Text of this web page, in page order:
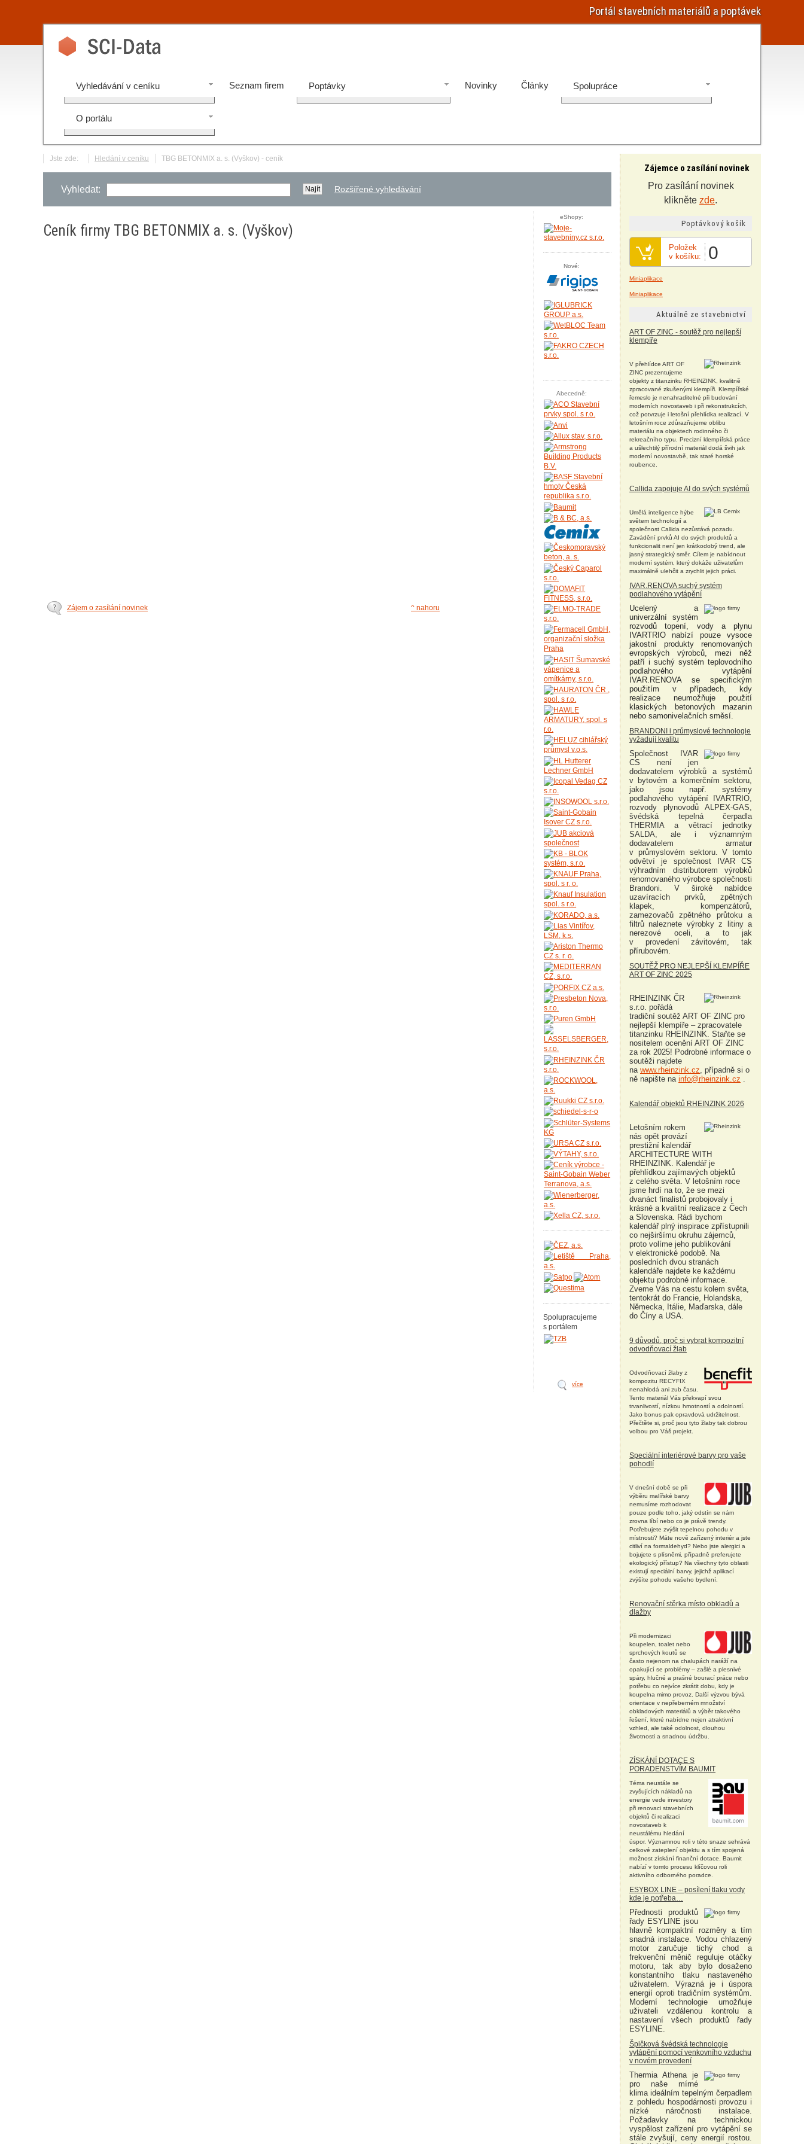
Portál stavebních materiálů a poptávek
Vyhledávání v ceníku Seznam firem Poptávky Novinky Články Spolupráce
O portálu
Jste zde: Hledání v ceníku TBG BETONMIX a. s. (Vyškov) - ceník
Vyhledat: Rozšířené vyhledávání
Ceník firmy TBG BETONMIX a. s. (Vyškov)
eShopy:
Nové:
Abecedně:
Spolupracujeme
s portálem
více
Zájem o zasílání novinek ^ nahoru
Zájemce o zasílání novinek
Pro zasílání novinek
klikněte zde.
Poptávkový košík
Položek
v košíku:
0
Miniaplikace
Miniaplikace
Aktuálně ze stavebnictví
ART OF ZINC - soutěž pro nejlepší
klempíře
V přehlídce ART OF
ZINC prezentujeme
objekty z titanzinku RHEINZINK, kvalitně
zpracované zkušenými klempíři. Klempířské
řemeslo je nenahraditelné při budování
moderních novostaveb i při rekonstrukcích,
což potvrzuje i letošní přehlídka realizací. V
letošním roce zdůrazňujeme oblibu
materiálu na objektech rodinného či
rekreačního typu. Precizní klempířská práce
a ušlechtilý přírodní materiál dodá švih jak
moderní novostavbě, tak staré horské
roubence.
Callida zapojuje AI do svých systémů
Umělá inteligence hýbe
světem technologií a
společnost Callida nezůstává pozadu.
Zavádění prvků AI do svých produktů a
funkcionalit není jen krátkodobý trend, ale
jasný strategický směr. Cílem je nabídnout
moderní systém, který dokáže uživatelům
maximálně ulehčit a zrychlit jejich práci.
IVAR.RENOVA suchý systém
podlahového vytápění
Ucelený a
univerzální systém
rozvodů topení, vody a plynu
IVARTRIO nabízí pouze vysoce
jakostní produkty renomovaných
evropských výrobců, mezi něž
patří i suchý systém teplovodního
podlahového vytápění
IVAR.RENOVA se specifickým
použitím v případech, kdy
realizace neumožňuje použití
klasických betonových mazanin
nebo samonivelačních směsí.
BRANDONI i průmyslové technologie
vyžadují kvalitu
Společnost IVAR
CS není jen
dodavatelem výrobků a systémů
v bytovém a komerčním sektoru,
jako jsou např. systémy
podlahového vytápění IVARTRIO,
rozvody plynovodů ALPEX-GAS,
švédská tepelná čerpadla
THERMIA a větrací jednotky
SALDA, ale i významným
dodavatelem armatur
v průmyslovém sektoru. V tomto
odvětví je společnost IVAR CS
výhradním distributorem výrobků
renomovaného výrobce společnosti
Brandoni. V široké nabídce
uzavíracích prvků, zpětných
klapek, kompenzátorů,
zamezovačů zpětného průtoku a
filtrů naleznete výrobky z litiny a
nerezové oceli, a to jak
v provedení závitovém, tak
přírubovém.
SOUTĚŽ PRO NEJLEPŠÍ KLEMPÍŘE
ART OF ZINC 2025
RHEINZINK ČR
s.r.o. pořádá
tradiční soutěž ART OF ZINC pro
nejlepší klempíře – zpracovatele
titanzinku RHEINZINK. Staňte se
nositelem ocenění ART OF ZINC
za rok 2025! Podrobné informace o
soutěži najdete
na www.rheinzink.cz, případně si o
ně napište na info@rheinzink.cz .
Kalendář objektů RHEINZINK 2026
Letošním rokem
nás opět provází
prestižní kalendář
ARCHITECTURE WITH
RHEINZINK. Kalendář je
přehlídkou zajímavých objektů
z celého světa. V letošním roce
jsme hrdí na to, že se mezi
dvanáct finalistů probojovaly i
krásné a kvalitní realizace z Čech
a Slovenska. Rádi bychom
kalendář plný inspirace zpřístupnili
co nejširšímu okruhu zájemců,
proto volíme jeho publikování
v elektronické podobě. Na
posledních dvou stranách
kalendáře najdete ke každému
objektu podrobné informace.
Zveme Vás na cestu kolem světa,
tentokrát do Francie, Holandska,
Německa, Itálie, Maďarska, dále
do Číny a USA.
9 důvodů, proč si vybrat kompozitní
odvodňovací žlab
Odvodňovací žlaby z
kompozitu RECYFIX
nenahlodá ani zub času.
Tento materiál Vás překvapí svou
trvanlivostí, nízkou hmotností a odolností.
Jako bonus pak opravdová udržitelnost.
Přečtěte si, proč jsou tyto žlaby tak dobrou
volbou pro Váš projekt.
Speciální interiérové barvy pro vaše
pohodlí
V dnešní době se při
výběru malířské barvy
nemusíme rozhodovat
pouze podle toho, jaký odstín se nám
zrovna líbí nebo co je právě trendy.
Potřebujete zvýšit tepelnou pohodu v
místnosti? Máte nově zařízený interiér a jste
citliví na formaldehyd? Nebo jste alergici a
bojujete s plísněmi, případně preferujete
ekologický přístup? Na všechny tyto oblasti
existují speciální barvy, jejichž aplikací
zvýšíte pohodu vašeho bydlení.
Renovační stěrka místo obkladů a
dlažby
Při modernizaci
koupelen, toalet nebo
sprchových koutů se
často nejenom na chalupách naráží na
opakující se problémy – zašlé a plesnivé
spáry, hlučné a prašné bourací práce nebo
potřebu co nejvíce zkrátit dobu, kdy je
koupelna mimo provoz. Další výzvou bývá
orientace v nepřeberném množství
obkladových materiálů a výběr takového
řešení, které nabídne nejen atraktivní
vzhled, ale také odolnost, dlouhou
životnosti a snadnou údržbu.
ZÍSKÁNÍ DOTACE S
PORADENSTVÍM BAUMIT
Téma neustále se
zvyšujících nákladů na
energie vede investory
při renovaci stavebních
objektů či realizaci
novostaveb k
neustálému hledání
úspor. Významnou roli v této snaze sehrává
celkové zateplení objektu a s tím spojená
možnost získání finanční dotace. Baumit
nabízí v tomto procesu klíčovou roli
aktivního odborného poradce.
ESYBOX LINE – posílení tlaku vody
kde je potřeba…
Přednosti produktů
řady ESYLINE jsou
hlavně kompaktní rozměry a tím
snadná instalace. Vodou chlazený
motor zaručuje tichý chod a
frekvenční měnič reguluje otáčky
motoru, tak aby bylo dosaženo
konstantního tlaku nastaveného
uživatelem. Výrazná je i úspora
energií oproti tradičním systémům.
Moderní technologie umožňuje
uživateli vzdálenou kontrolu a
nastavení všech produktů řady
ESYLINE.
Špičková švédská technologie
vytápění pomocí venkovního vzduchu
v novém provedení
Thermia Athena je
pro naše mírné
klima ideálním tepelným čerpadlem
z pohledu hospodárnosti provozu i
nízké náročnosti instalace.
Požadavky na technickou
vyspělost zařízení pro vytápění se
stále zvyšují, ceny energií rostou.